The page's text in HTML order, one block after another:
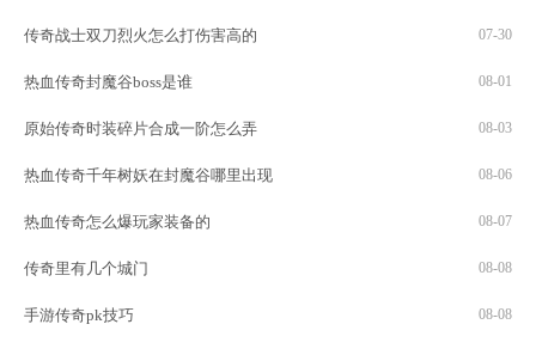
传奇战士双刀烈火怎么打伤害高的 07-30
热血传奇封魔谷boss是谁 08-01
原始传奇时装碎片合成一阶怎么弄 08-03
热血传奇千年树妖在封魔谷哪里出现 08-06
热血传奇怎么爆玩家装备的 08-07
传奇里有几个城门 08-08
手游传奇pk技巧 08-08